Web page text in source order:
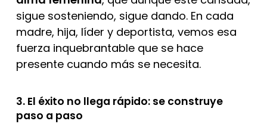
sigue sosteniendo, sigue dando. En cada
madre, hija, líder y deportista, vemos esa
fuerza inquebrantable que se hace
presente cuando más se necesita.
3. El éxito no llega rápido: se construye
paso a paso